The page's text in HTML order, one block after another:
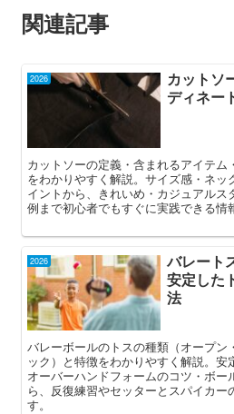
関連記事
2026
カットソ
ディネー
カットソーの定義・含まれるアイテ
をわかりやすく解説。サイズ感・ネッ
イントから、きれいめ・カジュアルス
例まで初心者でもすぐに実践できる情
2026
バレート
安定した
法
バレーボールのトスの種類（オープン
ック）と特徴をわかりやすく解説。
オーバーハンドフォームのコツ・ボー
ら、反復練習やセッターとスパイカー
す。